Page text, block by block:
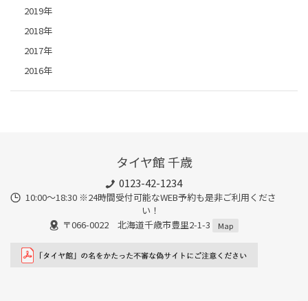
2019年
2018年
2017年
2016年
タイヤ館 千歳
0123-42-1234
10:00～18:30 ※24時間受付可能なWEB予約も是非ご利用くださ
い！
〒066-0022 北海道千歳市豊里2-1-3
Map